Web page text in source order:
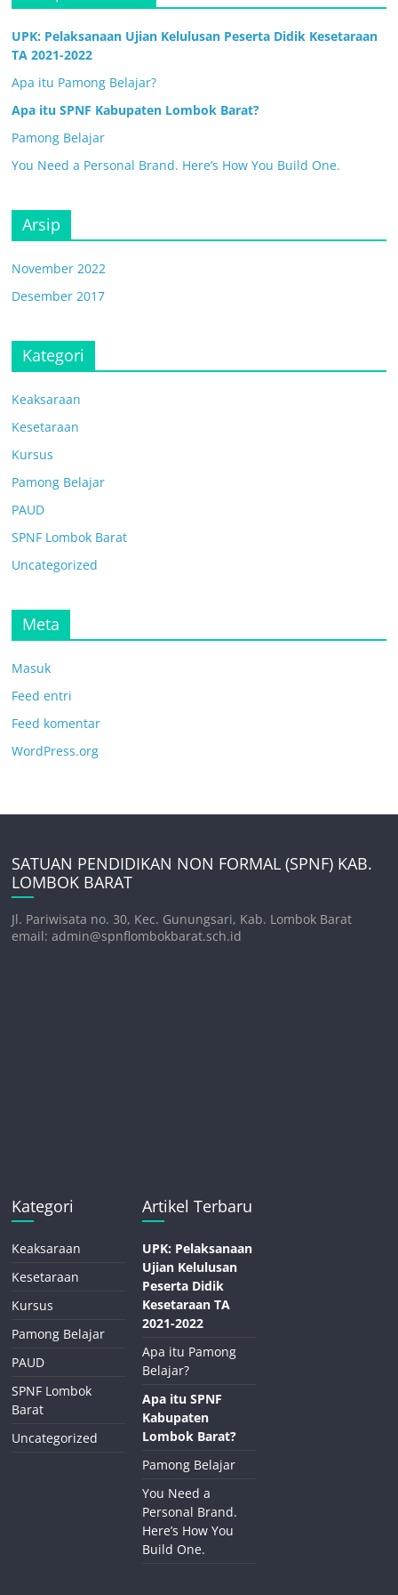
UPK: Pelaksanaan Ujian Kelulusan Peserta Didik Kesetaraan
TA 2021-2022
Apa itu Pamong Belajar?
Apa itu SPNF Kabupaten Lombok Barat?
Pamong Belajar
You Need a Personal Brand. Here’s How You Build One.
Arsip
November 2022
Desember 2017
Kategori
Keaksaraan
Kesetaraan
Kursus
Pamong Belajar
PAUD
SPNF Lombok Barat
Uncategorized
Meta
Masuk
Feed entri
Feed komentar
WordPress.org
SATUAN PENDIDIKAN NON FORMAL (SPNF) KAB.
LOMBOK BARAT
Jl. Pariwisata no. 30, Kec. Gunungsari, Kab. Lombok Barat
email: admin@spnflombokbarat.sch.id
Kategori
Keaksaraan
Kesetaraan
Kursus
Pamong Belajar
PAUD
SPNF Lombok
Barat
Uncategorized
Artikel Terbaru
UPK: Pelaksanaan
Ujian Kelulusan
Peserta Didik
Kesetaraan TA
2021-2022
Apa itu Pamong
Belajar?
Apa itu SPNF
Kabupaten
Lombok Barat?
Pamong Belajar
You Need a
Personal Brand.
Here’s How You
Build One.